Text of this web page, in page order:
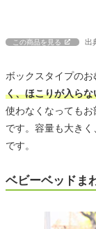
この商品を見る 出
ボックスタイプのお
く、ほこりが入ら
使わなくなっても
です。容量も大き
です。
ベビーベッドま